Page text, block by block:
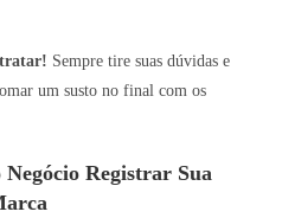
Sempre tire suas dúvidas e
um susto no final com os
Registrar Sua